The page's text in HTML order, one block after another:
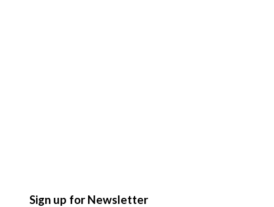
Sign up for Newsletter